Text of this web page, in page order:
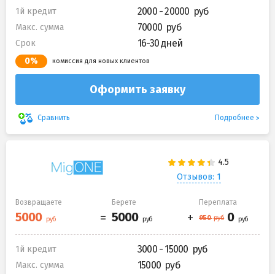
1й кредит 2000 - 20000
Макс. сумма 70000
Срок 16-30 дней
0% комиссия для новых клиентов
Оформить заявку
Сравнить Подробнее
Отзывов: 1
Возвращаете Берете Переплата
1й кредит 3000 - 15000
Макс. сумма 15000